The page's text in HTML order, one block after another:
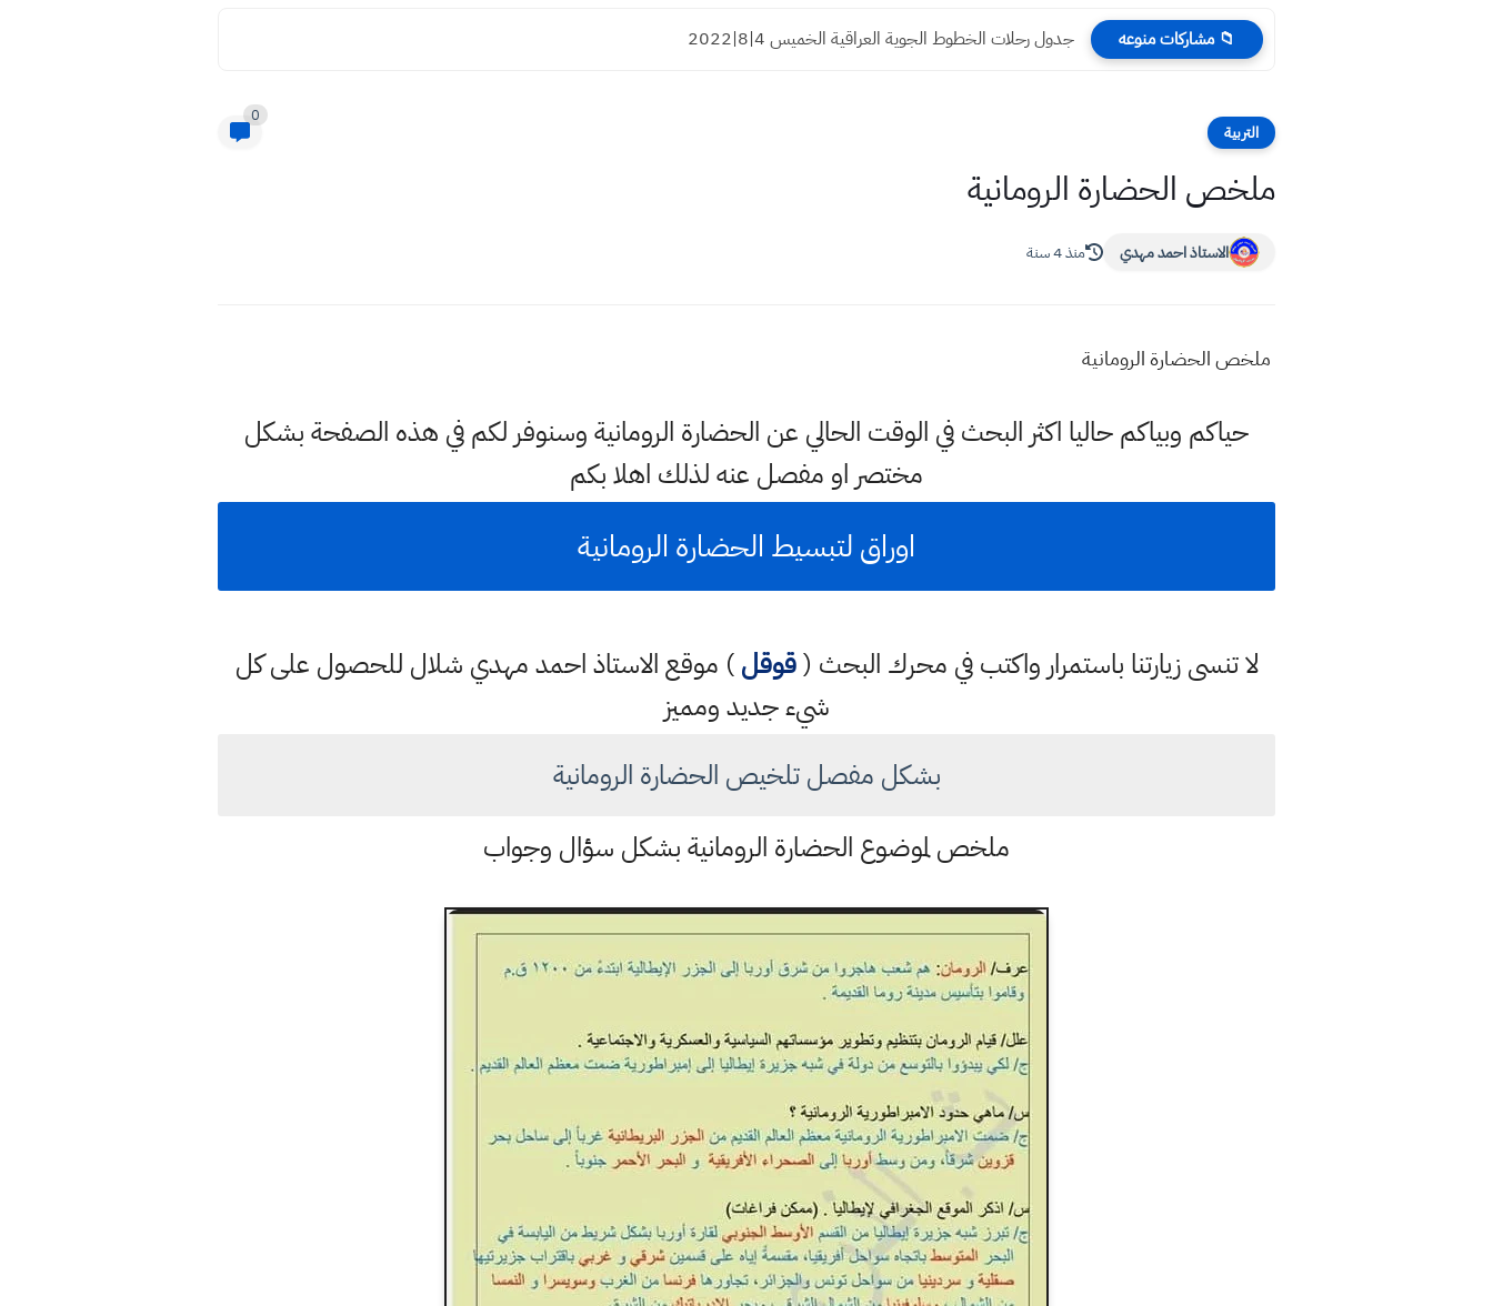
📁 مشاركات منوعه جدول رحلات الخطوط الجوية العراقية الخميس 4|8|2022
التربية
0
ملخص الحضارة الرومانية
الاستاذ احمد مهدي منذ 4 سنة
ملخص الحضارة الرومانية
حياكم وبياكم حاليا اكثر البحث في الوقت الحالي عن الحضارة الرومانية وسنوفر لكم في هذه الصفحة بشكل
مختصر او مفصل عنه لذلك اهلا بكم
اوراق لتبسيط الحضارة الرومانية
لا تنسى زيارتنا باستمرار واكتب في محرك البحث (قوقل) موقع الاستاذ احمد مهدي شلال للحصول على كل
شيء جديد ومميز
بشكل مفصل تلخيص الحضارة الرومانية
ملخص لموضوع الحضارة الرومانية بشكل سؤال وجواب